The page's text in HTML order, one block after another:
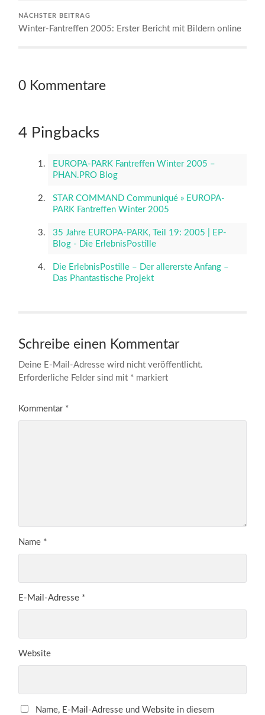
NÄCHSTER BEITRAG
Winter-Fantreffen 2005: Erster Bericht mit Bildern online
0 Kommentare
4 Pingbacks
EUROPA-PARK Fantreffen Winter 2005 –
PHAN.PRO Blog
STAR COMMAND Communiqué » EUROPA-
PARK Fantreffen Winter 2005
35 Jahre EUROPA-PARK, Teil 19: 2005 | EP-
Blog - Die ErlebnisPostille
Die ErlebnisPostille – Der allererste Anfang –
Das Phantastische Projekt
Schreibe einen Kommentar
Deine E-Mail-Adresse wird nicht veröffentlicht.
Erforderliche Felder sind mit * markiert
Kommentar *
Name *
E-Mail-Adresse *
Website
Name, E-Mail-Adresse und Website in diesem